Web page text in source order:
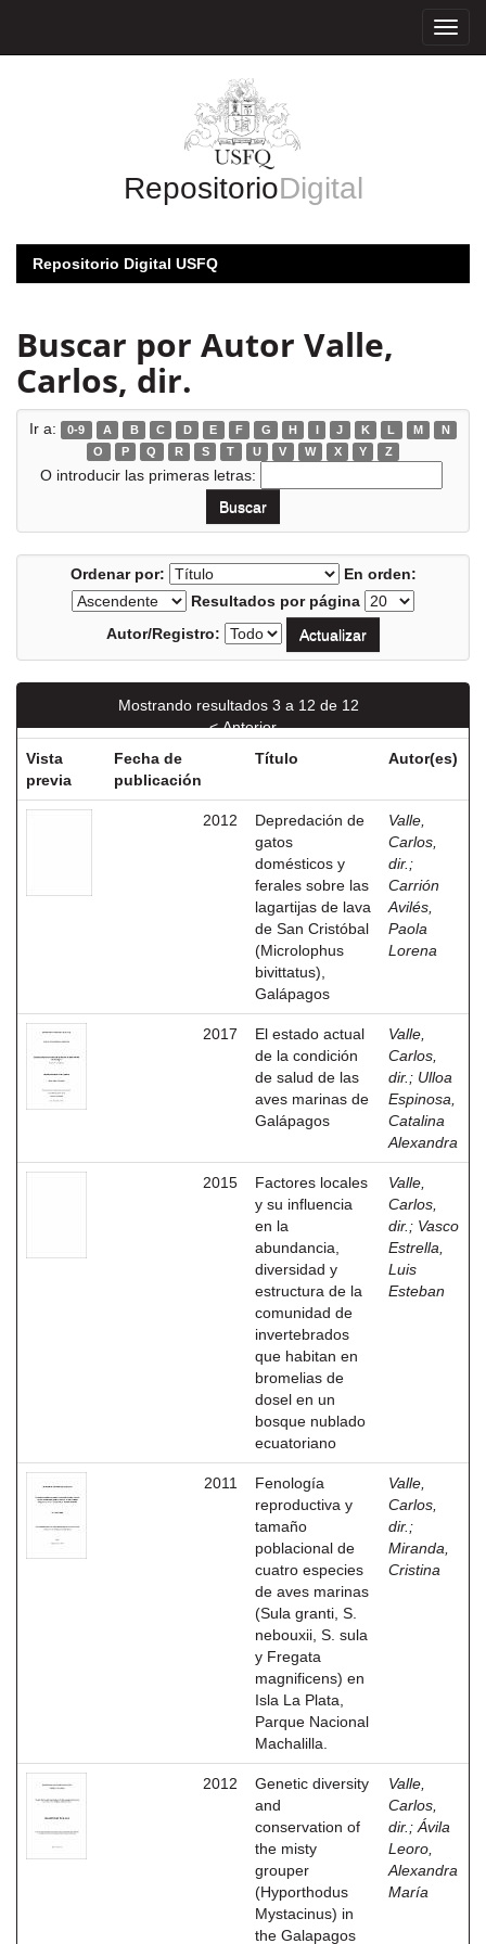
RepositorioDigital
Repositorio Digital USFQ
Buscar por Autor Valle,
Carlos, dir.
Ir a: 0-9 A B C D E F G H I J K L M
N
O
P Q R S T U V W X Y Z
O introducir las primeras letras:
Ordenar por:
En orden:
Resultados por página
Autor/Registro:
Mostrando resultados 3 a 12 de 12
< Anterior
Vista
previa
Fecha de
publicación
Título Autor(es)
2012
Depredación de
gatos
domésticos y
ferales sobre las
lagartijas de lava
de San Cristóbal
(Microlophus
bivittatus),
Galápagos
Valle,
Carlos,
dir. ;
Carrión
Avilés,
Paola
Lorena
2017
El estado actual
de la condición
de salud de las
aves marinas de
Galápagos
Valle,
Carlos,
dir. ; Ulloa
Espinosa,
Catalina
Alexandra
2015
Factores locales
y su influencia
en la
abundancia,
diversidad y
estructura de la
comunidad de
invertebrados
que habitan en
bromelias de
dosel en un
bosque nublado
ecuatoriano
Valle,
Carlos,
dir. ; Vasco
Estrella,
Luis
Esteban
2011
Fenología
reproductiva y
tamaño
poblacional de
cuatro especies
de aves marinas
(Sula granti, S.
nebouxii, S. sula
y Fregata
magnificens) en
Isla La Plata,
Parque Nacional
Machalilla.
Valle,
Carlos,
dir. ;
Miranda,
Cristina
2012
Genetic diversity
and
conservation of
the misty
grouper
(Hyporthodus
Mystacinus) in
the Galapagos
Valle,
Carlos,
dir. ; Ávila
Leoro,
Alexandra
María